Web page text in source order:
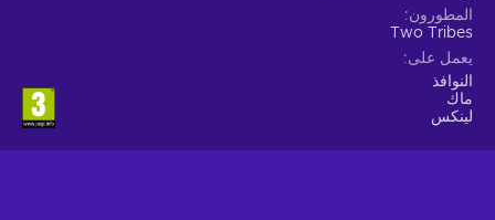
المطورون
Two Tribes
يعمل على
النوافذ
ماك
لينكس